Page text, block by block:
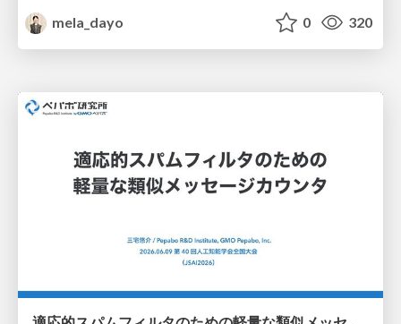
mela_dayo
0 320